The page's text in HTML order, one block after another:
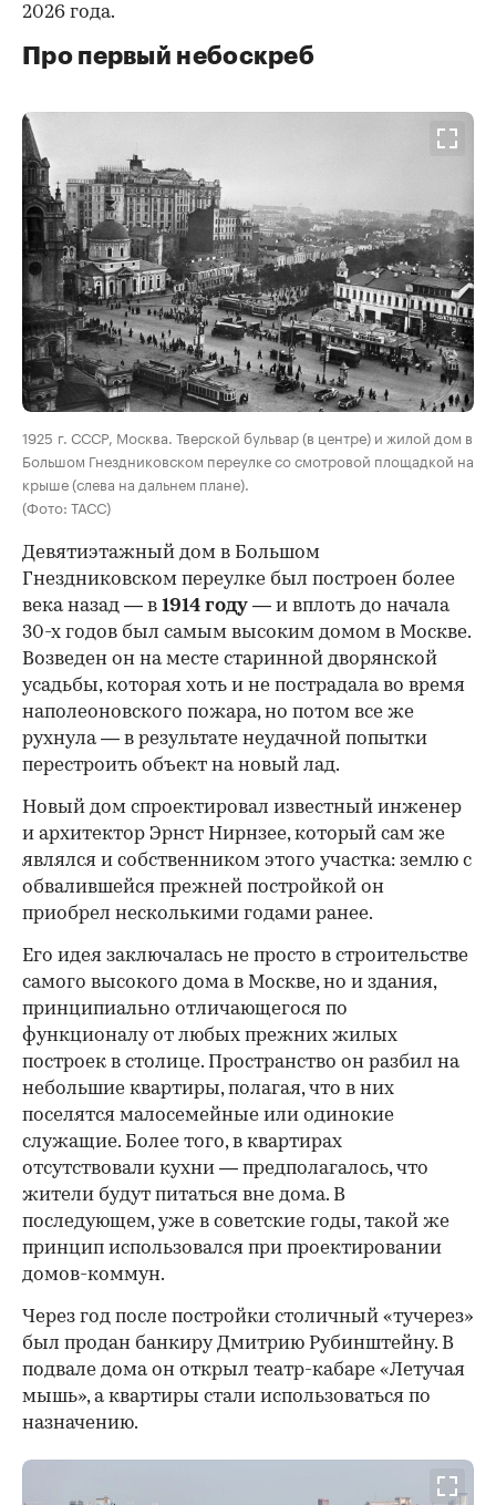
2026 года.
Про первый небоскреб
00:00 / 00:00
1925 г. СССР, Москва. Тверской бульвар (в центре) и жилой дом в
Большом Гнездниковском переулке со смотровой площадкой на
крыше (слева на дальнем плане).
(Фото: ТАСС)
Девятиэтажный дом в Большом
Гнездниковском переулке был построен более
века назад — в 1914 году — и вплоть до начала
30-х годов был самым высоким домом в Москве.
Возведен он на месте старинной дворянской
усадьбы, которая хоть и не пострадала во время
наполеоновского пожара, но потом все же
рухнула — в результате неудачной попытки
перестроить объект на новый лад.
Новый дом спроектировал известный инженер
и архитектор Эрнст Нирнзее, который сам же
являлся и собственником этого участка: землю с
обвалившейся прежней постройкой он
приобрел несколькими годами ранее.
Его идея заключалась не просто в строительстве
самого высокого дома в Москве, но и здания,
принципиально отличающегося по
функционалу от любых прежних жилых
построек в столице. Пространство он разбил на
небольшие квартиры, полагая, что в них
поселятся малосемейные или одинокие
служащие. Более того, в квартирах
отсутствовали кухни — предполагалось, что
жители будут питаться вне дома. В
последующем, уже в советские годы, такой же
принцип использовался при проектировании
домов-коммун.
Через год после постройки столичный «тучерез»
был продан банкиру Дмитрию Рубинштейну. В
подвале дома он открыл театр-кабаре «Летучая
мышь», а квартиры стали использоваться по
назначению.